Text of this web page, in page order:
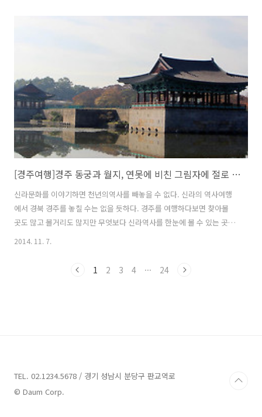
로 드라마 '선덕여왕'에서도 명칭이 나왔던 바가 있어서 모르는 사람이
해지고 있지는 않지만 황룡사 9층목탑 또한 선덕여왕 제위시기에 축조되
었다고 한다. 석탑이 아닌 목탑으로 지어진 모습을 상상해 본다면 실로
그 모습이 장관이 아..
[경주여행]경주 동궁과 월지, 연못에 비친 그림자에 절로 걸음이 멈추는 곳
신라문화를 이야기하면 천년의역사를 빼놓을 수 없다. 신라의 역사여행
에서 경북 경주를 놓칠 수는 없을 듯하다. 경주를 여행하다보면 찾아볼
곳도 많고 볼거리도 많지만 무엇보다 신라역사를 한눈에 볼 수 있는 곳이
월성궁터일 듯 하다. 월성지구 유적지는 대표적인 관광지이기도 하지만
수 있다는 게 특징이다. 그중에서도 가장 인상적인 곳은 어디일지 추천한
2014. 11. 7.
1 2 3 4 ··· 24
TEL. 02.1234.5678 / 경기 성남시 분당구 판교역로
© Daum Corp.